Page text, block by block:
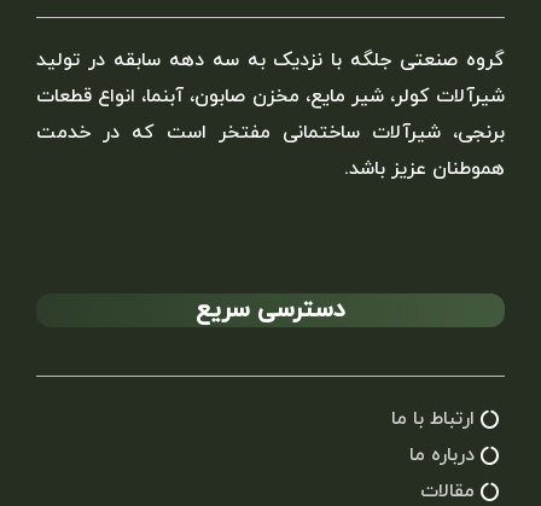
گروه صنعتی جلگه با نزدیک به سه دهه سابقه در تولید
شیرآلات کولر، شیر مایع، مخزن صابون، آبنما، انواع قطعات
برنجی، شیرآلات ساختمانی مفتخر است که در خدمت
هموطنان عزیز باشد.
دسترسی سریع
ارتباط با ما
درباره ما
مقالات